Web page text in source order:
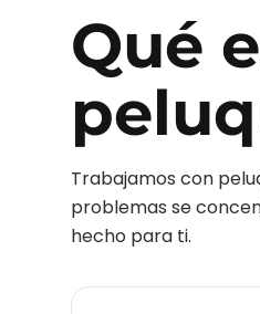
Qué
Trabajamos con
problemas se
hecho para ti.